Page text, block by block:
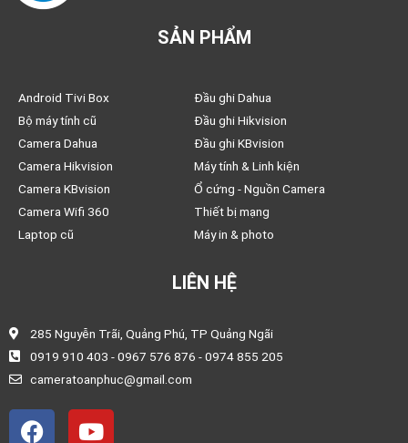
SẢN PHẨM
Android Tivi Box
Bộ máy tính cũ
Camera Dahua
Camera Hikvision
Camera KBvision
Camera Wifi 360
Laptop cũ
Đầu ghi Dahua
Đầu ghi Hikvision
Đầu ghi KBvision
Máy tính & Linh kiện
Ổ cứng - Nguồn Camera
Thiết bị mạng
Máy in & photo
LIÊN HỆ
285 Nguyễn Trãi, Quảng Phú, TP Quảng Ngãi
0919 910 403 - 0967 576 876 - 0974 855 205
cameratoanphuc@gmail.com
F
Y